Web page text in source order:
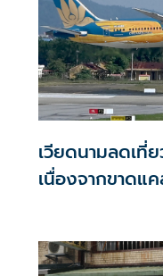
เวียดนามลดเที่
เนื่องจากขาดแ